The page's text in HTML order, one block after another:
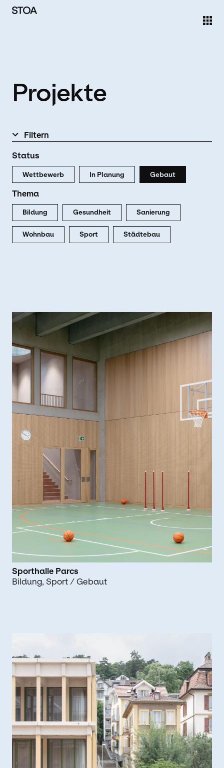
Direkt zum Inhalt
Projekte
Filtern
Status
Wettbewerb In Planung Gebaut
Thema
Bildung Gesundheit Sanierung
Wohnbau Sport Städtebau
Sporthalle Parcs
Bildung Sport / Gebaut